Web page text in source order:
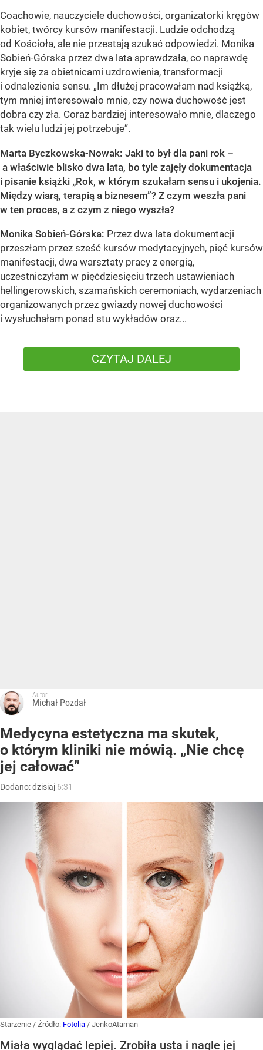
Coachowie, nauczyciele duchowości, organizatorki kręgów
kobiet, twórcy kursów manifestacji. Ludzie odchodzą
od Kościoła, ale nie przestają szukać odpowiedzi. Monika
Sobień-Górska przez dwa lata sprawdzała, co naprawdę
kryje się za obietnicami uzdrowienia, transformacji
i odnalezienia sensu. „Im dłużej pracowałam nad książką,
tym mniej interesowało mnie, czy nowa duchowość jest
dobra czy zła. Coraz bardziej interesowało mnie, dlaczego
tak wielu ludzi jej potrzebuje”.
Marta Byczkowska-Nowak: Jaki to był dla pani rok –
a właściwie blisko dwa lata, bo tyle zajęły dokumentacja
i pisanie książki „Rok, w którym szukałam sensu i ukojenia.
Między wiarą, terapią a biznesem”? Z czym weszła pani
w ten proces, a z czym z niego wyszła?
Monika Sobień-Górska: Przez dwa lata dokumentacji
przeszłam przez sześć kursów medytacyjnych, pięć kursów
manifestacji, dwa warsztaty pracy z energią,
uczestniczyłam w pięćdziesięciu trzech ustawieniach
hellingerowskich, szamańskich ceremoniach, wydarzeniach
organizowanych przez gwiazdy nowej duchowości
i wysłuchałam ponad stu wykładów oraz...
CZYTAJ DALEJ
Autor:
Michał Pozdał
Medycyna estetyczna ma skutek,
o którym kliniki nie mówią. „Nie chcę
jej całować”
Dodano:dzisiaj 6:31
Starzenie / Źródło: Fotolia / JenkoAtaman
Miała wyglądać lepiej. Zrobiła usta i nagle jej